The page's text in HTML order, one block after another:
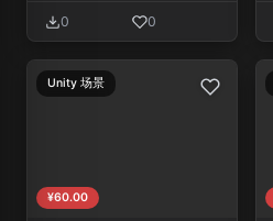
0 0
Unity 场景
¥60.00